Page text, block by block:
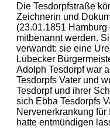
Die Tesdorpfstraße
Zeichnerin und
(23.01.1851
mitbenannt werden.
verwandt: sie eine
Lübecker
Adolph Tesdorpf war
Tesdorpfs Vater und
Tesdorpf und ihrer
sich Ebba Tesdorpfs
Nervenerkrankung
hatte entmündigen